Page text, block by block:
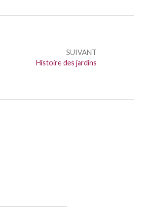
SUIVANT
Suivant :
Histoire des jardins